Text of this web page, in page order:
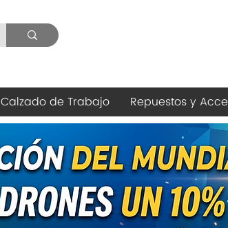
Calzado de Trabajo Repuestos y